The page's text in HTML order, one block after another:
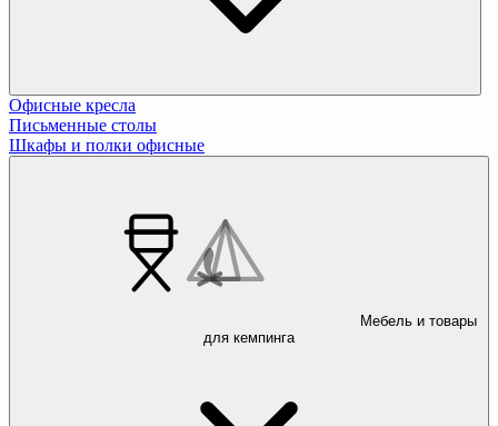
Офисные кресла
Письменные столы
Шкафы и полки офисные
Мебель и товары
для кемпинга